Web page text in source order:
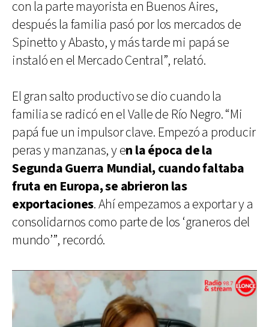
con la parte mayorista en Buenos Aires,
después la familia pasó por los mercados de
Spinetto y Abasto, y más tarde mi papá se
instaló en el Mercado Central”, relató.
El gran salto productivo se dio cuando la
familia se radicó en el Valle de Río Negro. “Mi
papá fue un impulsor clave. Empezó a producir
peras y manzanas, y en la época de la
Segunda Guerra Mundial, cuando faltaba
fruta en Europa, se abrieron las
exportaciones. Ahí empezamos a exportar y a
consolidarnos como parte de los ‘graneros del
mundo’”, recordó.